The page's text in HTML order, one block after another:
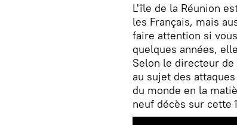
L'île de la Réunion
les Français, mais
faire attention si
quelques années,
Selon le directeur
au sujet des
du monde en la
neuf décès sur cette